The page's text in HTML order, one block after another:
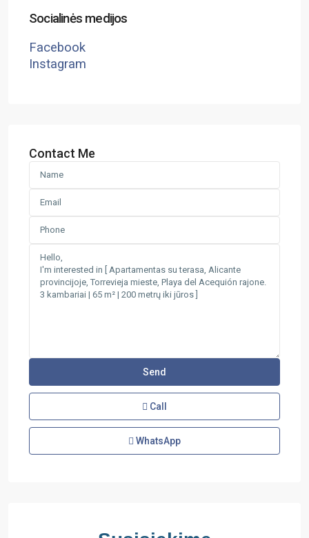
Socialinės medijos
Facebook
Instagram
Contact Me
Call
WhatsApp